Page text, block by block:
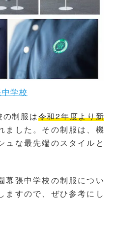
学校
制服は令和2年度より新
ました。その制服は、機
ュな最先端のスタイルと
幕張中学校の制服につい
ますので、ぜひ参考にし